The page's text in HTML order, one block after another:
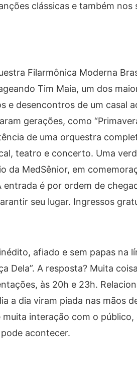
clássicas e também nos
Filarmônica Moderna
Tim Maia, um dos
e desencontros de um casal
gerações, como
de uma orquestra
teatro e concerto. Uma
MedSênior, em
é por ordem de
seu lugar. Ingressos
afiado e sem papas na
Dela”. A resposta? Muita
às 20h e 23h.
a dia viram piada nas mãos
interação com o
acontecer.